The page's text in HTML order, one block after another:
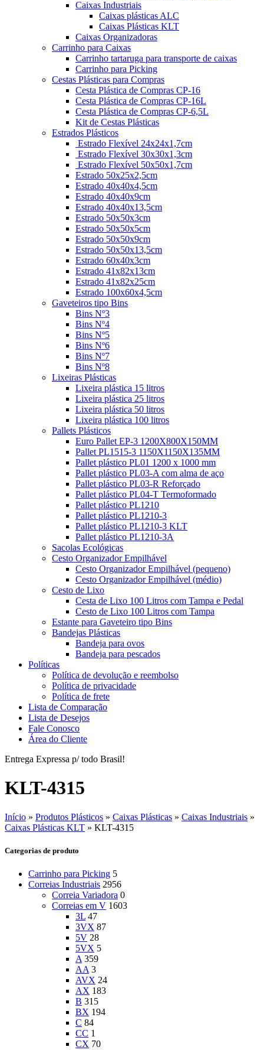
Caixas Industriais
Caixas plásticas ALC
Caixas Plásticas KLT
Caixas Organizadoras
Carrinho para Caixas
Carrinho tartaruga para transporte de caixas
Carrinho para Picking
Cestas Plásticas para Compras
Cesta Plástica de Compras CP-16
Cesta Plástica de Compras CP-16L
Cesta Plástica de Compras CP-6,5L
Kit de Cestas Plásticas
Estrados Plásticos
Estrado Flexível 24x24x1,7cm
Estrado Flexível 30x30x1,3cm
Estrado Flexível 50x50x1,7cm
Estrado 50x25x2,5cm
Estrado 40x40x4,5cm
Estrado 40x40x9cm
Estrado 40x40x13,5cm
Estrado 50x50x3cm
Estrado 50x50x5cm
Estrado 50x50x9cm
Estrado 50x50x13,5cm
Estrado 60x40x3cm
Estrado 41x82x13cm
Estrado 41x82x25cm
Estrado 100x60x4,5cm
Gaveteiros tipo Bins
Bins Nº3
Bins Nº4
Bins Nº5
Bins Nº6
Bins Nº7
Bins Nº8
Lixeiras Plásticas
Lixeira plástica 15 litros
Lixeira plástica 25 litros
Lixeira plástica 50 litros
Lixeira plástica 100 litros
Pallets Plásticos
Euro Pallet EP-3 1200X800X150MM
Pallet PL1515-3 1150X1150X135MM
Pallet plástico PL01 1200 x 1000 mm
Pallet plástico PL03-A com alma de aço
Pallet plástico PL03-R Reforçado
Pallet plástico PL04-T Termoformado
Pallet plástico PL1210
Pallet plástico PL1210-3
Pallet plástico PL1210-3 KLT
Pallet plástico PL1210-3A
Sacolas Ecológicas
Cesto Organizador Empilhável
Cesto Organizador Empilhável (pequeno)
Cesto Organizador Empilhável (médio)
Cesto de Lixo
Cesta de Lixo 100 Litros com Tampa e Pedal
Cesto de Lixo 100 Litros com Tampa
Estante para Gaveteiro tipo Bins
Bandejas Plásticas
Bandeja para ovos
Bandeja para pescados
Políticas
Política de devolução e reembolso
Política de privacidade
Política de frete
Lista de Comparação
Lista de Desejos
Fale Conosco
Área do Cliente
Entrega Expressa p/ todo Brasil!
KLT-4315
Início » Produtos Plásticos » Caixas Plásticas » Caixas Industriais »
Caixas Plásticas KLT » KLT-4315
Categorias de produto
Carrinho para Picking 5
Correias Industriais 2956
Correia Variadora 0
Correias em V 1603
3L 47
3VX 87
5V 28
5VX 5
A 359
AA 3
AVX 24
AX 183
B 315
BX 194
C 84
CC 1
CX 70